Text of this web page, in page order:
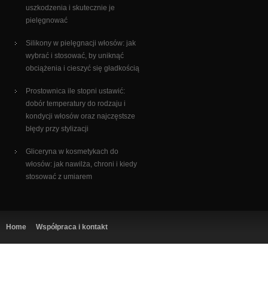
uszkodzenia i skutecznie je
pielęgnować
Silikony w pielęgnacji włosów: jak
wybrać i stosować, by uniknąć
obciążenia i cieszyć się gładkością
Prostownica ile stopni ustawić:
dobór temperatury do rodzaju i
kondycji włosów oraz najczęstsze
błędy przy stylizacji
Gliceryna w kosmetykach do
włosów: jak nawilża, chroni i kiedy
stosować z umiarem
Home Współpraca i kontakt